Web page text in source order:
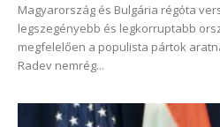
Magyarország és Bulgária régóta
legszegényebb és legkorruptabb
megfelelően a populista pártok
Radev nemrég...